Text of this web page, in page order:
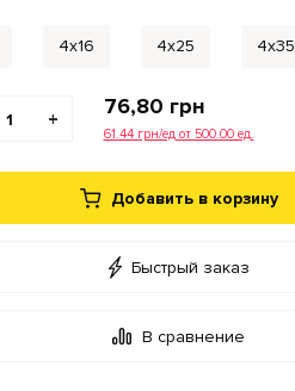
4х16 4х25 4х35
+
76,80 грн
61.44 грн/ед от 500.00 ед.
Добавить в корзину
Быстрый заказ
В сравнение